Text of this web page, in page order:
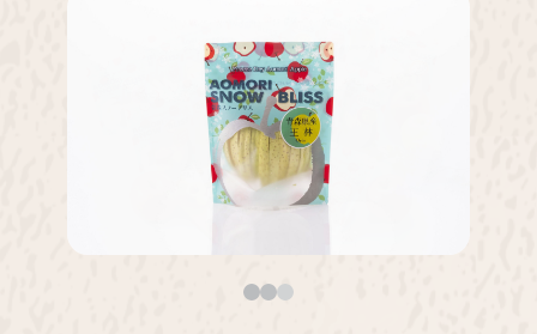
0 1 2